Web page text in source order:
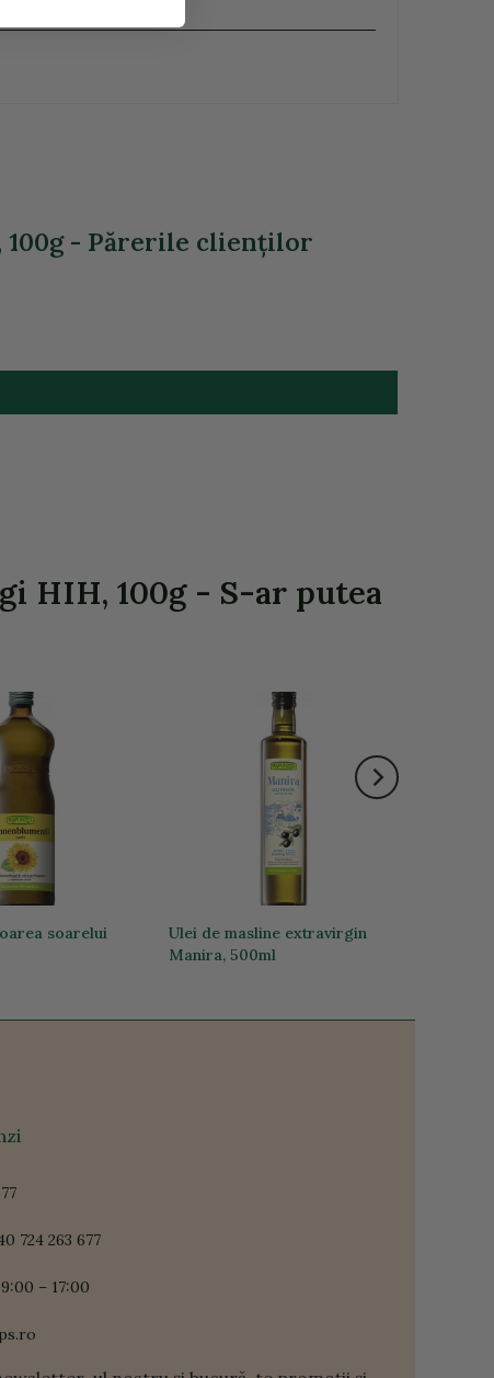
100g - Părerile clienţilor
HIH, 100g - S-ar putea
soarelui
Ulei de masline extravirgin
Manira, 500ml
724 263 677
– 17:00